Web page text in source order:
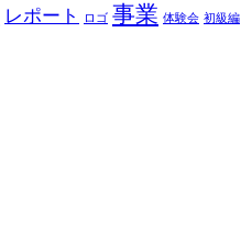
レポート ロゴ 事業 体験会 初級編